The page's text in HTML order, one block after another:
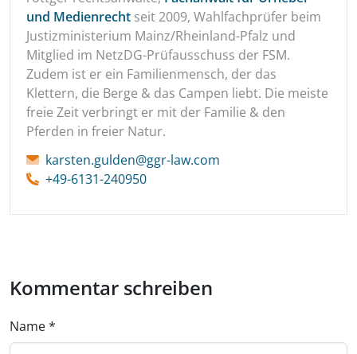
und Medienrecht seit 2009, Wahlfachprüfer beim
Justizministerium Mainz/Rheinland-Pfalz und
Mitglied im NetzDG-Prüfausschuss der FSM.
Zudem ist er ein Familienmensch, der das
Klettern, die Berge & das Campen liebt. Die meiste
freie Zeit verbringt er mit der Familie & den
Pferden in freier Natur.
karsten.gulden@ggr-law.com
+49-6131-240950
Kommentar schreiben
Name*